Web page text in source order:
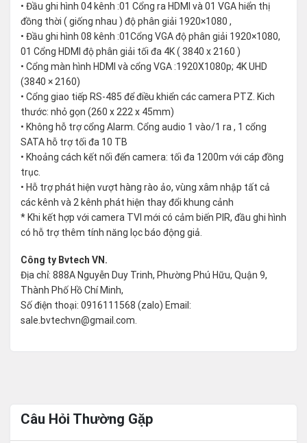
• Đầu ghi hình 04 kênh :01 Cổng ra HDMI và 01 VGA hiển thị
đồng thời ( giống nhau ) độ phân giải 1920×1080 ,
• Đầu ghi hình 08 kênh :01Cổng VGA độ phân giải 1920×1080,
01 Cổng HDMI độ phân giải tối đa 4K ( 3840 x 2160 )
• Cổng màn hình HDMI và cổng VGA :1920X1080p; 4K UHD
(3840 × 2160)
• Cổng giao tiếp RS-485 để điều khiển các camera PTZ. Kich
thước: nhỏ gọn (260 x 222 x 45mm)
• Không hỗ trợ cổng Alarm. Cổng audio 1 vào/1 ra , 1 cổng
SATA hỗ trợ tối đa 10 TB
• Khoảng cách kết nối đến camera: tối đa 1200m với cáp đồng
trục.
• Hỗ trợ phát hiện vượt hàng rào ảo, vùng xâm nhập tất cả
các kênh và 2 kênh phát hiện thay đổi khung cảnh
* Khi kết hợp với camera TVI mới có cảm biến PIR, đầu ghi hình
có hỗ trợ thêm tính năng lọc báo động giả.
Công ty Bvtech VN.
Địa chỉ: 888A Nguyễn Duy Trinh, Phường Phú Hữu, Quận 9,
Thành Phố Hồ Chí Minh,
Số điện thoại: 0916111568 (zalo) Email:
sale.bvtechvn@gmail.com.
Câu Hỏi Thường Gặp